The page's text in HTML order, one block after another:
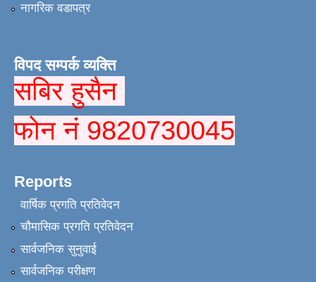
नागरिक वडापत्र
विपद सम्पर्क व्यक्ति
सबिर हुसैन
फोन नं 9820730045
Reports
वार्षिक प्रगति प्रतिवेदन
चौमासिक प्रगति प्रतिवेदन
सार्वजनिक सुनुवाई
सार्वजनिक परीक्षण